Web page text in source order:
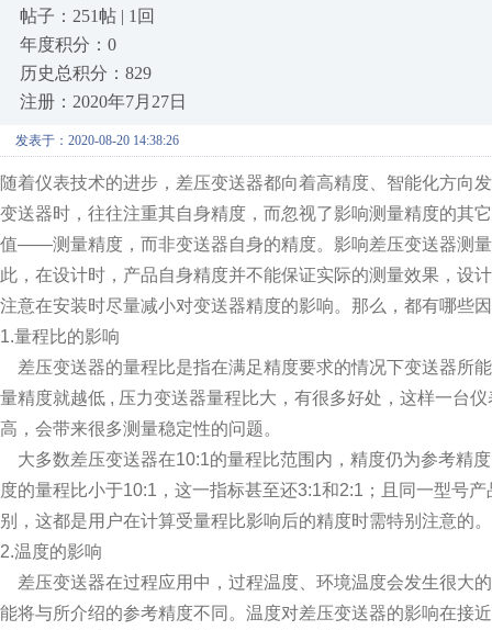
帖子：251帖 | 1回
年度积分：0
历史总积分：829
注册：2020年7月27日
发表于：2020-08-20 14:38:26
随着仪表技术的进步，差压变送器都向着高精度、智能化方向
变送器时，往往注重其自身精度，而忽视了影响测量精度的其
值——测量精度，而非变送器自身的精度。影响差压变送器测
此，在设计时，产品自身精度并不能保证实际的测量效果，设
注意在安装时尽量减小对变送器精度的影响。那么，都有哪些
1.量程比的影响
差压变送器的量程比是指在满足精度要求的情况下变送器所
量精度就越低 , 压力变送器量程比大，有很多好处，这样一台
高，会带来很多测量稳定性的问题。
大多数差压变送器在10:1的量程比范围内，精度仍为参考精
度的量程比小于10:1，这一指标甚至还3:1和2:1；且同一型号
别，这都是用户在计算受量程比影响后的精度时需特别注意的
2.温度的影响
差压变送器在过程应用中，过程温度、环境温度会发生很大
能将与所介绍的参考精度不同。温度对差压变送器的影响在接